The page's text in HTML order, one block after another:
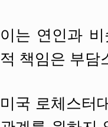
이는 연인과
적 책임은 부담
미국 로체스터